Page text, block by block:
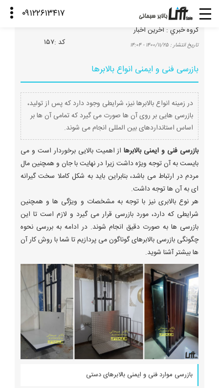
گروه خبري : آخرین اخبار
تاريخ انتشار : ۱۴۰۰/۱۱/۲۵ - ۱۴:۰۴ كد :۱۵۷
بازرسی فنی و ایمنی انواع بالابرها
در زمینه انواع بالابرها نیز، شرایطی وجود دارد که پس از تولید،
بازرسی هایی بر روی آن ها صورت می گیرد که تمامی آن ها بر
اساس استانداردهای بین المللی انجام می شوند.
بازرسی فنی و ایمنی بالابرهااز اهمیت بالایی برخوردار است و می
بایست به آن توجه ویژه داشت زیرا در نهایت با جان و همچنین مال
مردم در ارتباط می باشد، بنابراین باید به شکل کاملا سخت گیرانه
ای به آن ها توجه داشت.
هر نوع بالابری نیز با توجه به مشخصات و ویژگی ها و همچنین
شرایطی که دارد، مورد بازرسی قرار می گیرد و لازم است تا این
بازرسی ها به صورت دقیق انجام شوند. در ادامه به بررسی نحوه
چگونگی بازرسی بالابرهای گوناگون می پردازیم تا شما با روش کار آن
ها بیشتر آشنا شوید.
بازرسی موارد فنی و ایمنی بالابرهای دستی